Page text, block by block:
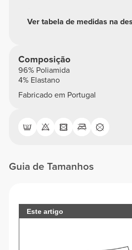
Ver tabela de medidas na
Composição
96% Poliamida
4% Elastano
Fabricado em Portugal
Guia de Tamanhos
Este artigo